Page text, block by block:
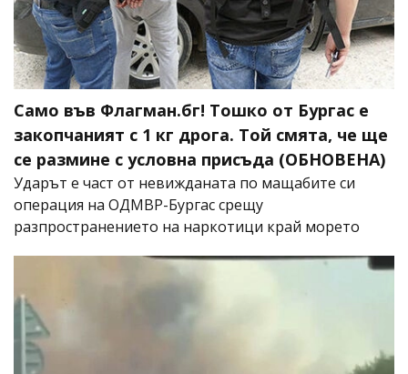
Само във Флагман.бг! Тошко от Бургас е
закопчаният с 1 кг дрога. Той смята, че ще
се размине с условна присъда (ОБНОВЕНА)
Ударът е част от невижданата по мащабите си
операция на ОДМВР-Бургас срещу
разпространението на наркотици край морето